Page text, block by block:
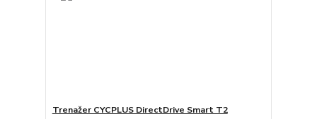
Trenažer CYCPLUS DirectDrive Smart T2